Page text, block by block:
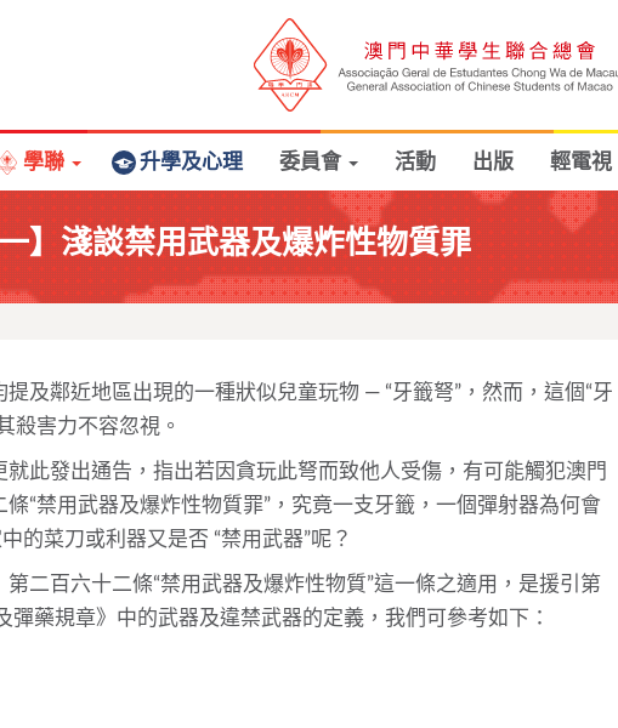
學聯 升學及心理 委員會 活動 出版 輕電視
】淺談禁用武器及爆炸性物質罪
及鄰近地區出現的一種狀似兒童玩物 — “牙籤弩”，然而，這個“牙
殺害力不容忽視。
就此發出通告，指出若因貪玩此弩而致他人受傷，有可能觸犯澳門
條“禁用武器及爆炸性物質罪”，究竟一支牙籤，一個彈射器為何會
的菜刀或利器又是否 “禁用武器”呢？
二百六十二條“禁用武器及爆炸性物質”這一條之適用，是援引第
藥規章》中的武器及違禁武器的定義，我們可參考如下：